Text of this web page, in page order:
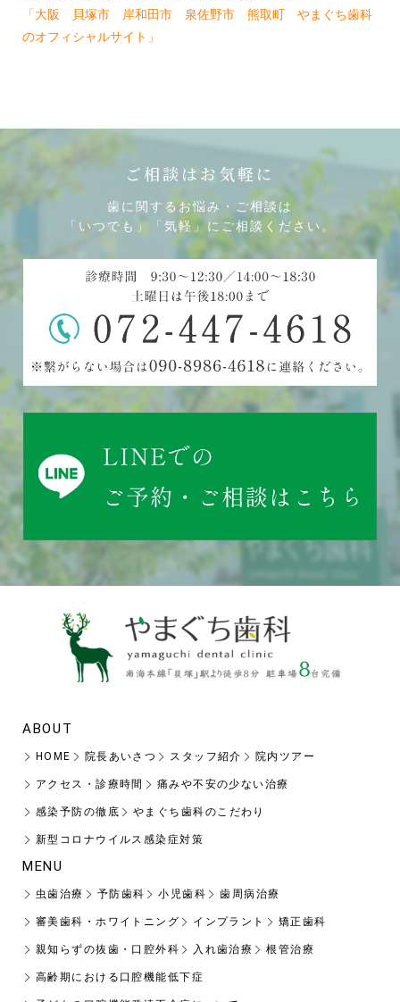
「大阪 貝塚市 岸和田市 泉佐野市 熊取町 やまぐち歯科
のオフィシャルサイト」
ご相談はお気軽に
歯に関するお悩み・ご相談は
「いつでも」「気軽」にご相談ください。
ABOUT
HOME 院長あいさつ スタッフ紹介 院内ツアー
アクセス・診療時間 痛みや不安の少ない治療
感染予防の徹底 やまぐち歯科のこだわり
新型コロナウイルス感染症対策
MENU
虫歯治療 予防歯科 小児歯科 歯周病治療
審美歯科・ホワイトニング インプラント 矯正歯科
親知らずの抜歯・口腔外科 入れ歯治療 根管治療
高齢期における口腔機能低下症